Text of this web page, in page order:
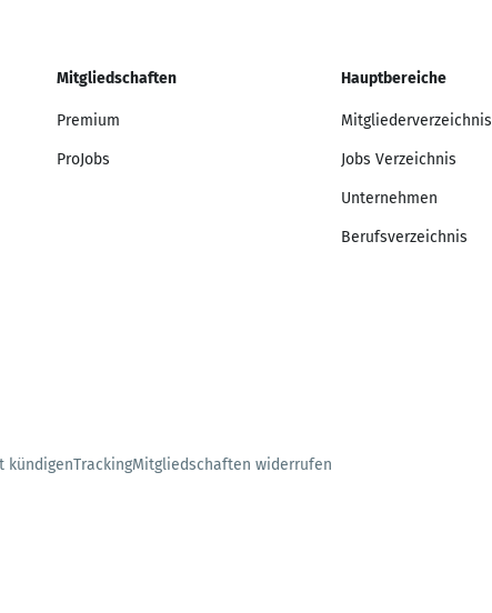
Mitgliedschaften
Premium
ProJobs
Hauptbereiche
Mitgliederverzeichnis
Jobs Verzeichnis
Unternehmen
Berufsverzeichnis
kündigenTrackingMitgliedschaften widerrufen